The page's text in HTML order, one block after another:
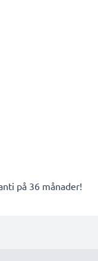
på 36 månader!